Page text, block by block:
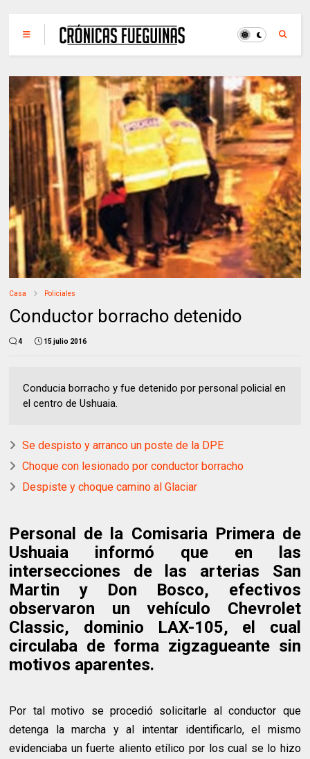
Casa Policiales
Conductor borracho detenido
4 15 julio 2016
Conducia borracho y fue detenido por personal policial en
el centro de Ushuaia.
Se despisto y arranco un poste de la DPE
Choque con lesionado por conductor borracho
Despiste y choque camino al Glaciar
Personal de la Comisaria Primera de
Ushuaia informó que en las
intersecciones de las arterias San
Martin y Don Bosco, efectivos
observaron un vehículo Chevrolet
Classic, dominio LAX-105, el cual
circulaba de forma zigzagueante sin
motivos aparentes.
Por tal motivo se procedió solicitarle al conductor que
detenga la marcha y al intentar identificarlo, el mismo
evidenciaba un fuerte aliento etílico por los cual se lo hizo